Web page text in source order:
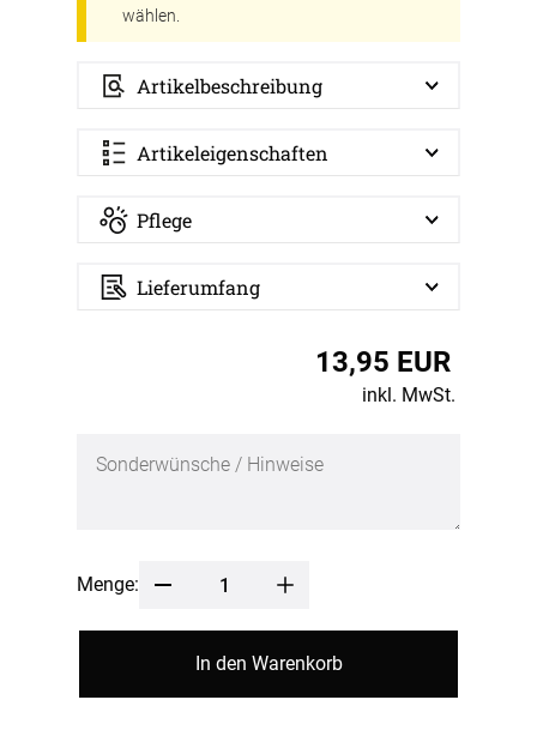
wählen.
Artikelbeschreibung
Artikeleigenschaften
Pflege
Lieferumfang
13,95 EUR
inkl. MwSt.
Menge:
In den Warenkorb